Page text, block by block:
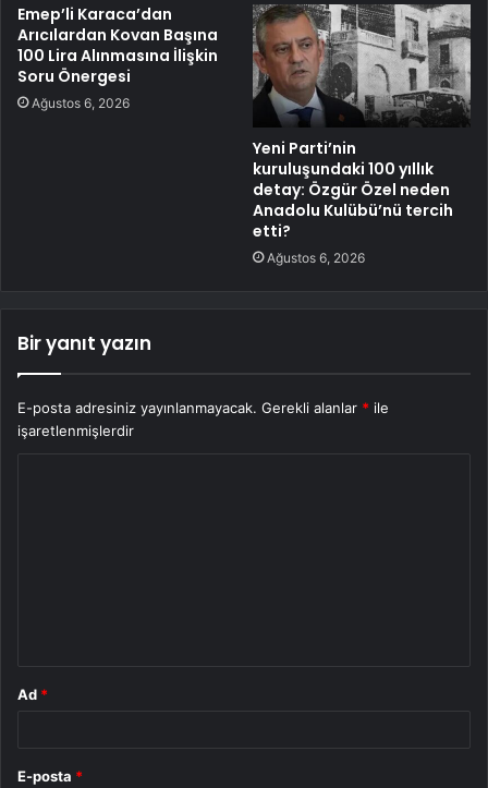
Emep’li Karaca’dan
Arıcılardan Kovan Başına
100 Lira Alınmasına İlişkin
Soru Önergesi
Ağustos 6, 2026
Yeni Parti’nin
kuruluşundaki 100 yıllık
detay: Özgür Özel neden
Anadolu Kulübü’nü tercih
etti?
Ağustos 6, 2026
Bir yanıt yazın
E-posta adresiniz yayınlanmayacak. Gerekli alanlar * ile
işaretlenmişlerdir
Ad *
E-posta *